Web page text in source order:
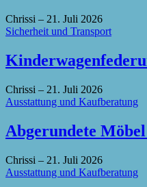
Chrissi – 21. Juli 2026
Sicherheit und Transport
Chrissi – 21. Juli 2026
Ausstattung und Kaufberatung
Abgerundete
Chrissi – 21. Juli 2026
Ausstattung und Kaufberatung